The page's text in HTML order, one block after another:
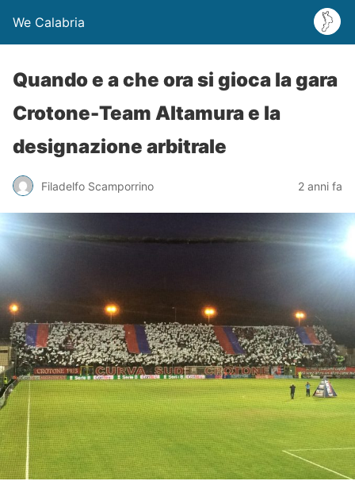
We Calabria
Quando e a che ora si gioca la gara
Crotone-Team Altamura e la
designazione arbitrale
Filadelfo Scamporrino 2 anni fa